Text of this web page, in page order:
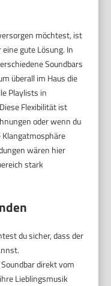
möchtest, ist
gute Lösung. In
Soundbars
überall im Haus die
Playlists in
Flexibilität ist
oder wenn du
wären hier
stark
du sicher, dass der
direkt vom
Lieblingsmusik